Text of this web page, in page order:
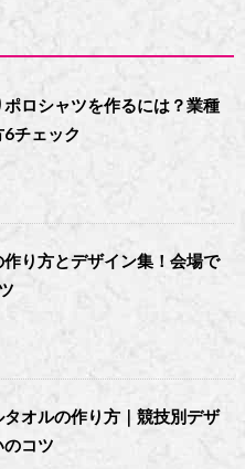
ロシャツを作るには？業種
チェック
り方とデザイン集！会場で
オルの作り方｜競技別デザ
コツ